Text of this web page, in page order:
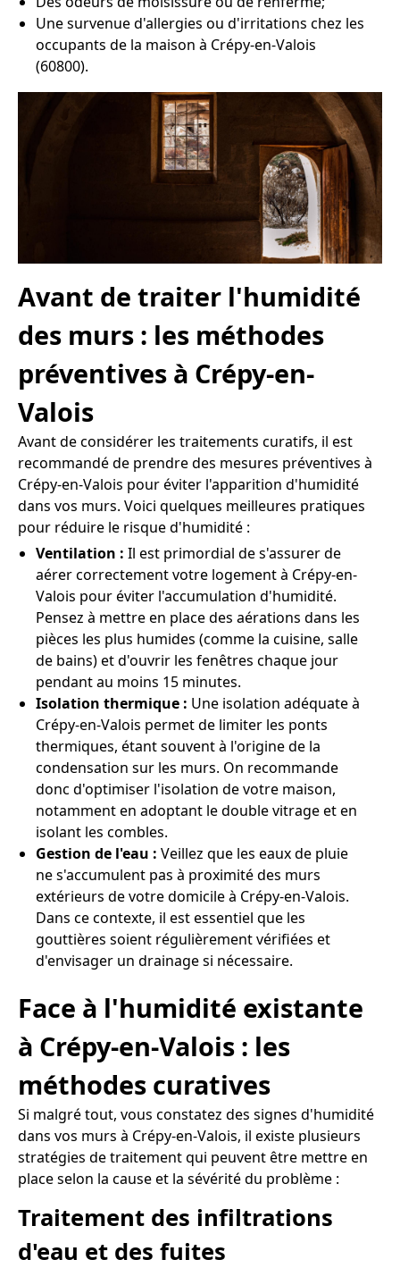
Une survenue d'allergies ou d'irritations chez les
occupants de la maison à Crépy-en-Valois
(60800).
Avant de traiter l'humidité
des murs : les méthodes
préventives à Crépy-en-
Valois
Avant de considérer les traitements curatifs, il est
recommandé de prendre des mesures préventives à
Crépy-en-Valois pour éviter l'apparition d'humidité
dans vos murs. Voici quelques meilleures pratiques
pour réduire le risque d'humidité :
Ventilation : Il est primordial de s'assurer de
aérer correctement votre logement à Crépy-en-
Valois pour éviter l'accumulation d'humidité.
Pensez à mettre en place des aérations dans les
pièces les plus humides (comme la cuisine, salle
de bains) et d'ouvrir les fenêtres chaque jour
pendant au moins 15 minutes.
Isolation thermique : Une isolation adéquate à
Crépy-en-Valois permet de limiter les ponts
thermiques, étant souvent à l'origine de la
condensation sur les murs. On recommande
donc d'optimiser l'isolation de votre maison,
notamment en adoptant le double vitrage et en
isolant les combles.
Gestion de l'eau : Veillez que les eaux de pluie
ne s'accumulent pas à proximité des murs
extérieurs de votre domicile à Crépy-en-Valois.
Dans ce contexte, il est essentiel que les
gouttières soient régulièrement vérifiées et
d'envisager un drainage si nécessaire.
Face à l'humidité existante
à Crépy-en-Valois : les
méthodes curatives
Si malgré tout, vous constatez des signes d'humidité
dans vos murs à Crépy-en-Valois, il existe plusieurs
stratégies de traitement qui peuvent être mettre en
place selon la cause et la sévérité du problème :
Traitement des infiltrations
d'eau et des fuites